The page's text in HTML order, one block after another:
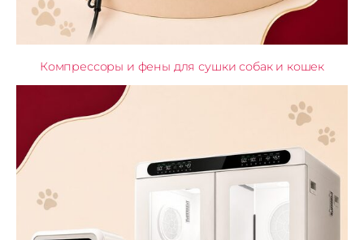
Компрессоры и фены для сушки собак и кошек